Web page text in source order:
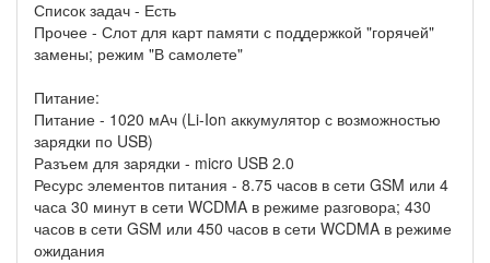
Список задач - Есть
Прочее - Слот для карт памяти с поддержкой "горячей"
замены; режим "В самолете"
Питание:
Питание - 1020 мАч (Li-Ion аккумулятор с возможностью
зарядки по USB)
Разъем для зарядки - micro USB 2.0
Ресурс элементов питания - 8.75 часов в сети GSM или 4
часа 30 минут в сети WCDMA в режиме разговора; 430
часов в сети GSM или 450 часов в сети WCDMA в режиме
ожидания